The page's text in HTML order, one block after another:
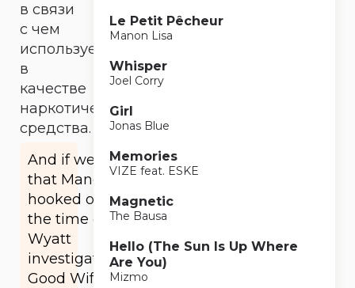
в связи
с чем
используется
в
качестве
наркотического
средства.
And if we can show
that Mangold was
hooked on Vikes at
the time of the
Wyatt
investigation… («The
Good Wife» TV
Le Petit Pêcheur
Manon Lisa
Whisper
Joel Corry
Girl
Jonas Blue
Memories
VIZE feat. ESKE
Magnetic
The Bausa
Hello (The Sun Is Up Where
Are You)
Mizmo